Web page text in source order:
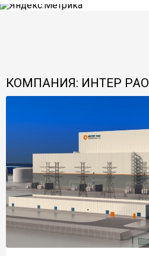
КОМПАНИЯ: ИНТЕР РАО